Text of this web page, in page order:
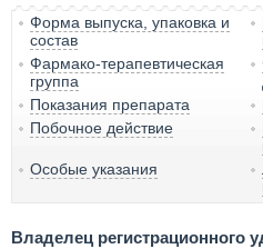
Форма выпуска, упаковка и
состав
Фармако-терапевтическая
группа
Показания препарата
Побочное действие
Особые указания
Владелец регистрационного